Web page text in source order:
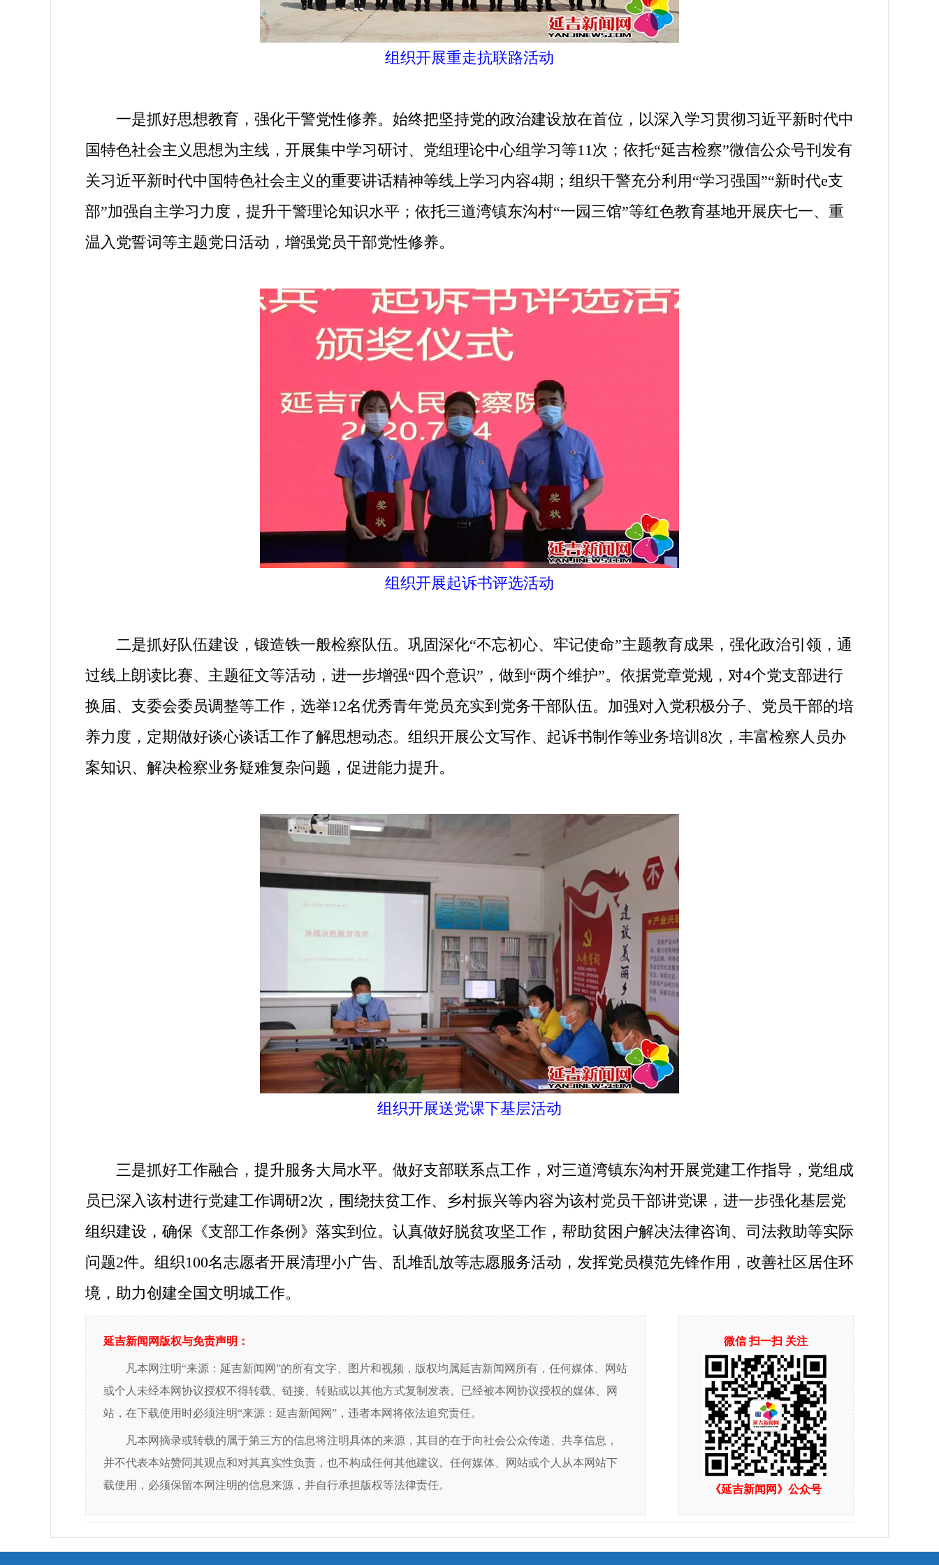
组织开展重走抗联路活动
一是抓好思想教育，强化干警党性修养。始终把坚持党的政治建设放在首位，以深入学习贯彻习近平新时代中
国特色社会主义思想为主线，开展集中学习研讨、党组理论中心组学习等11次；依托“延吉检察”微信公众号刊发有
关习近平新时代中国特色社会主义的重要讲话精神等线上学习内容4期；组织干警充分利用“学习强国”“新时代e支
部”加强自主学习力度，提升干警理论知识水平；依托三道湾镇东沟村“一园三馆”等红色教育基地开展庆七一、重
温入党誓词等主题党日活动，增强党员干部党性修养。
组织开展起诉书评选活动
二是抓好队伍建设，锻造铁一般检察队伍。巩固深化“不忘初心、牢记使命”主题教育成果，强化政治引领，通
过线上朗读比赛、主题征文等活动，进一步增强“四个意识”，做到“两个维护”。依据党章党规，对4个党支部进行
换届、支委会委员调整等工作，选举12名优秀青年党员充实到党务干部队伍。加强对入党积极分子、党员干部的培
养力度，定期做好谈心谈话工作了解思想动态。组织开展公文写作、起诉书制作等业务培训8次，丰富检察人员办
案知识、解决检察业务疑难复杂问题，促进能力提升。
组织开展送党课下基层活动
三是抓好工作融合，提升服务大局水平。做好支部联系点工作，对三道湾镇东沟村开展党建工作指导，党组成
员已深入该村进行党建工作调研2次，围绕扶贫工作、乡村振兴等内容为该村党员干部讲党课，进一步强化基层党
组织建设，确保《支部工作条例》落实到位。认真做好脱贫攻坚工作，帮助贫困户解决法律咨询、司法救助等实际
问题2件。组织100名志愿者开展清理小广告、乱堆乱放等志愿服务活动，发挥党员模范先锋作用，改善社区居住环
境，助力创建全国文明城工作。
微信 扫一扫 关注
《延吉新闻网》公众号
延吉新闻网版权与免责声明：
凡本网注明“来源：延吉新闻网”的所有文字、图片和视频，版权均属延吉新闻网所有，任何媒体、网站
或个人未经本网协议授权不得转载、链接、转贴或以其他方式复制发表。已经被本网协议授权的媒体、网
站，在下载使用时必须注明“来源：延吉新闻网”，违者本网将依法追究责任。
凡本网摘录或转载的属于第三方的信息将注明具体的来源，其目的在于向社会公众传递、共享信息，
并不代表本站赞同其观点和对其真实性负责，也不构成任何其他建议。任何媒体、网站或个人从本网站下
载使用，必须保留本网注明的信息来源，并自行承担版权等法律责任。